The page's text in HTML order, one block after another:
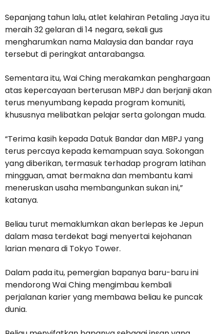
Sepanjang tahun lalu, atlet kelahiran Petaling Jaya itu
meraih 32 gelaran di 14 negara, sekali gus
mengharumkan nama Malaysia dan bandar raya
tersebut di peringkat antarabangsa.
Sementara itu, Wai Ching merakamkan penghargaan
atas kepercayaan berterusan MBPJ dan berjanji akan
terus menyumbang kepada program komuniti,
khususnya melibatkan pelajar serta golongan muda.
“Terima kasih kepada Datuk Bandar dan MBPJ yang
terus percaya kepada kemampuan saya. Sokongan
yang diberikan, termasuk terhadap program latihan
mingguan, amat bermakna dan membantu kami
meneruskan usaha membangunkan sukan ini,”
katanya.
Beliau turut memaklumkan akan berlepas ke Jepun
dalam masa terdekat bagi menyertai kejohanan
larian menara di Tokyo Tower.
Dalam pada itu, pemergian bapanya baru-baru ini
mendorong Wai Ching mengimbau kembali
perjalanan karier yang membawa beliau ke puncak
dunia.